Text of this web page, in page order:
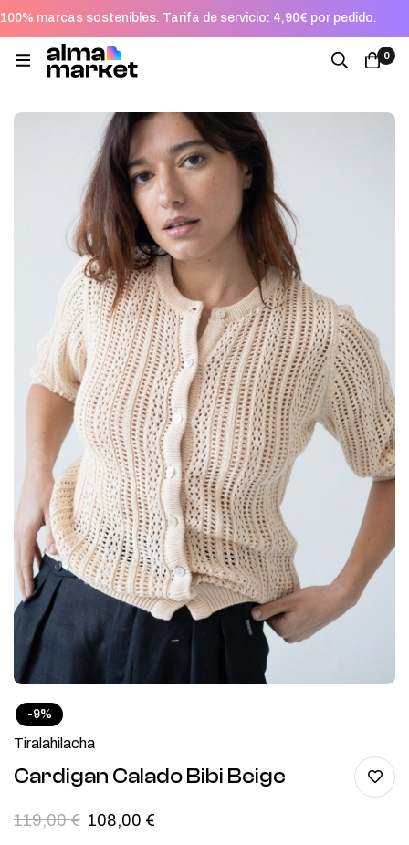
100% marcas sostenibles. Tarifa de servicio: 4,90€ por pedido.
0
-9%
Tiralahilacha
Cardigan Calado Bibi Beige
119,00€ 108,00 €